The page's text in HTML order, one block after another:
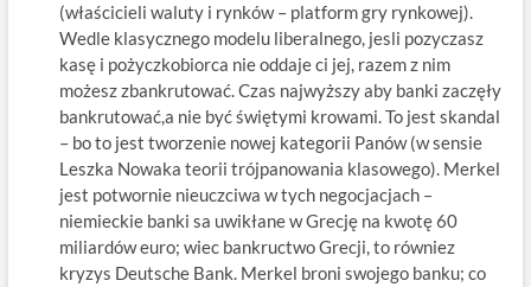
(właścicieli waluty i rynków – platform gry rynkowej).
Wedle klasycznego modelu liberalnego, jesli pozyczasz
kasę i pożyczkobiorca nie oddaje ci jej, razem z nim
możesz zbankrutować. Czas najwyższy aby banki zaczęły
bankrutować,a nie być świętymi krowami. To jest skandal
– bo to jest tworzenie nowej kategorii Panów (w sensie
Leszka Nowaka teorii trójpanowania klasowego). Merkel
jest potwornie nieuczciwa w tych negocjacjach –
niemieckie banki sa uwikłane w Grecję na kwotę 60
miliardów euro; wiec bankructwo Grecji, to równiez
kryzys Deutsche Bank. Merkel broni swojego banku; co